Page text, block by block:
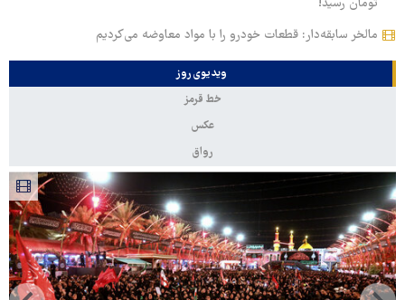
تومان رسید!
مالخر سابقه‌دار: قطعات خودرو را با مواد معاوضه می‌کردیم
ویدیوی روز
خط قرمز
عکس
رواق